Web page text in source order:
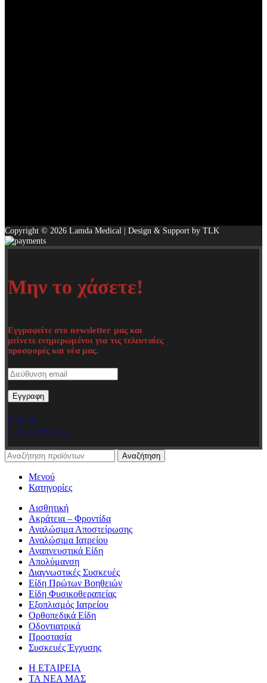
Copyright © 2026 Lamda Medical | Design & Support by TLK
Μην το χάσετε!
Εγγραφείτε στο newsletter μας και
μείνετε ενημερωμένοι για τις τελευταίες
προσφορές και νέα μας.
Όροι &
Προϋποθέσεις
Αναζήτηση
Μενού
Κατηγορίες
Αισθητική
Ακράτεια – Φροντίδα
Αναλώσιμα Αποστείρωσης
Αναλώσιμα Ιατρείου
Αναπνευστικά Είδη
Απολύμανση
Διαγνωστικές Συσκευές
Είδη Πρώτων Βοηθειών
Είδη Φυσικοθεραπείας
Εξοπλισμός Ιατρείου
Ορθοπεδικά Είδη
Οδοντιατρικά
Προστασία
Συσκευές Έγχυσης
Η ΕΤΑΙΡΕΙΑ
ΤΑ ΝΕΑ ΜΑΣ